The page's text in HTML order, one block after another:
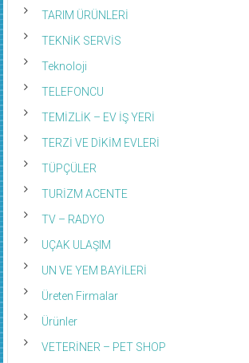
TARIM ÜRÜNLERİ
TEKNİK SERVİS
Teknoloji
TELEFONCU
TEMİZLİK – EV İŞ YERİ
TERZİ VE DİKİM EVLERİ
TÜPÇÜLER
TURİZM ACENTE
TV – RADYO
UÇAK ULAŞIM
UN VE YEM BAYİLERİ
Üreten Firmalar
Ürünler
VETERİNER – PET SHOP